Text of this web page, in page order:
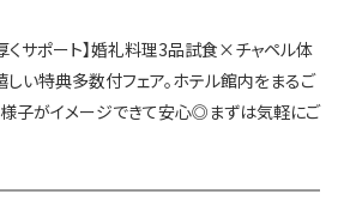
くサポート】婚礼料理3品試食×チャペル体
い特典多数付フェア。ホテル館内をまるご
様子がイメージできて安心◎まずは気軽にご